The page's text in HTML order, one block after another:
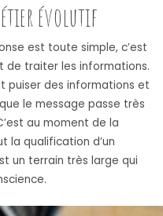
évolutif
est toute simple, c’est
de traiter les informations.
puiser des informations et
le message passe très
au moment de la
la qualification d’un
un terrain très large qui